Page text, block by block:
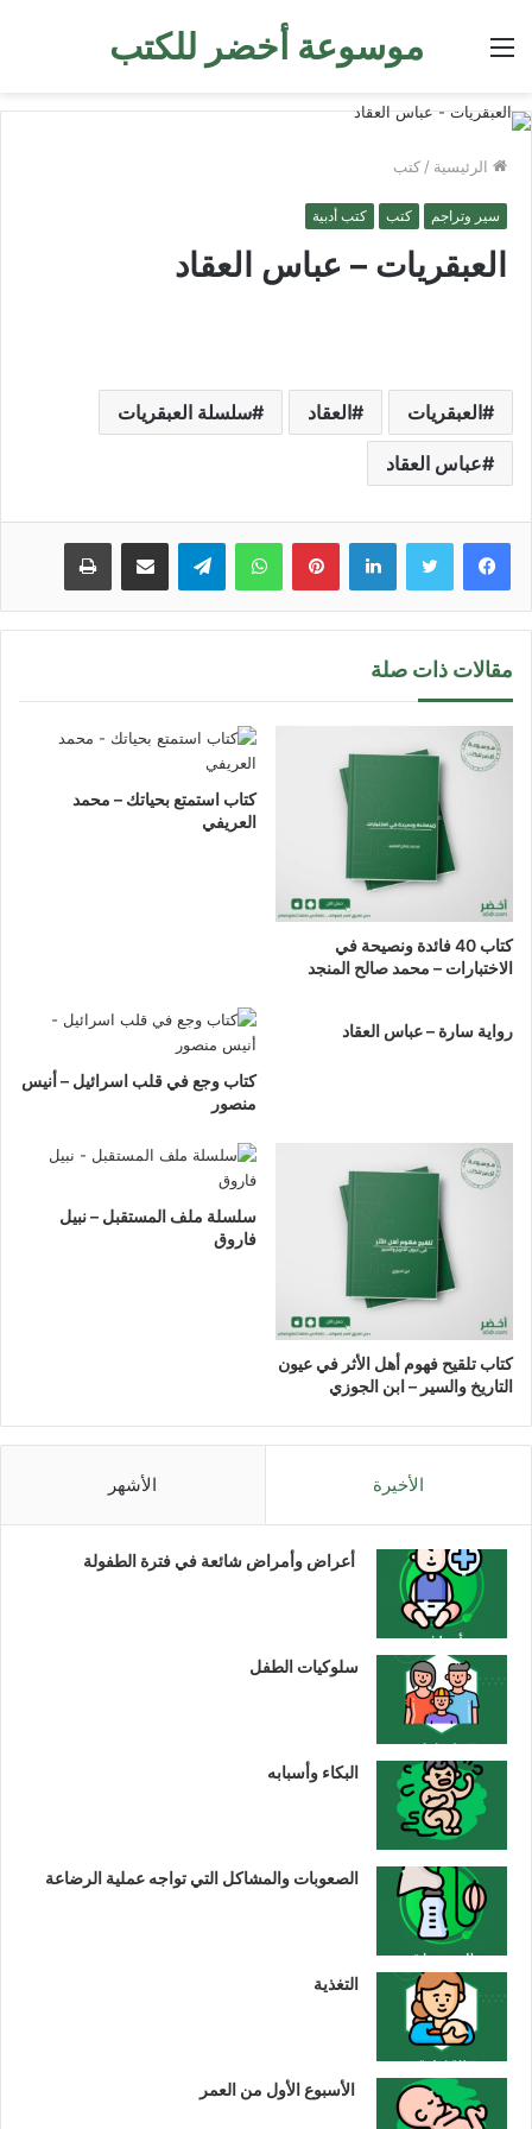
موسوعة أخضر للكتب القائمة
الرئيسية / كتب
سير وتراجم كتب كتب أدبية
العبقريات – عباس العقاد
العبقريات العقاد سلسلة العبقريات
عباس العقاد
لينكدإن بينتيريستواتساب تيلقرام مشاركة عبر البريد طباعة
مقالات ذات صلة
كتاب 40 فائدة ونصيحة في
الاختبارات – محمد صالح المنجد
كتاب استمتع بحياتك – محمد
العريفي
رواية سارة – عباس العقاد
كتاب وجع في قلب اسرائيل – أنيس
منصور
كتاب تلقيح فهوم أهل الأثر في عيون
التاريخ والسير – ابن الجوزي
سلسلة ملف المستقبل – نبيل
فاروق
الأخيرة الأشهر
أعراض وأمراض شائعة في فترة الطفولة
سلوكيات الطفل
البكاء وأسبابه
الصعوبات والمشاكل التي تواجه عملية الرضاعة
التغذية
الأسبوع الأول من العمر